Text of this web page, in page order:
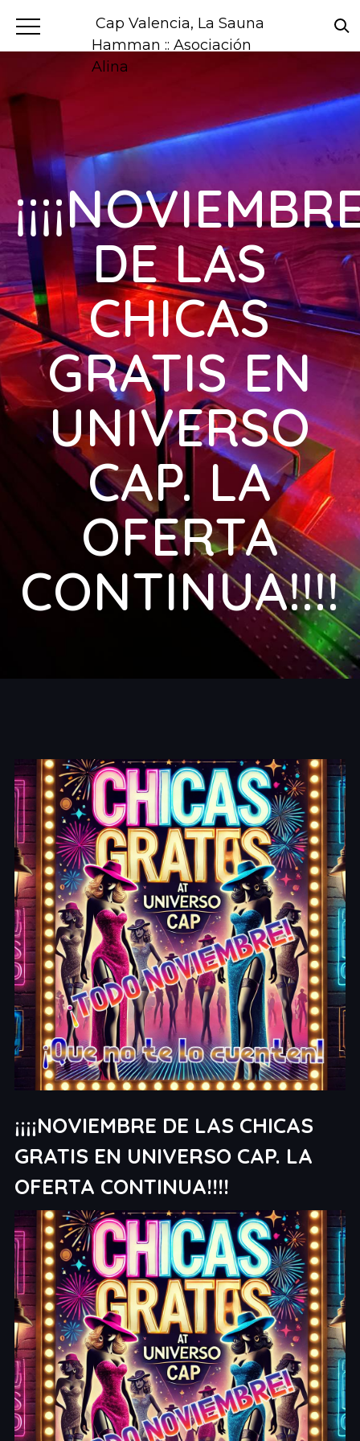
Cap Valencia, La Sauna
Hamman :: Asociación
Alina
DE LAS
CHICAS
GRATIS EN
UNIVERSO
CAP. LA
OFERTA
CONTINUA!!!!
¡¡¡¡NOVIEMBRE DE LAS CHICAS
GRATIS EN UNIVERSO CAP. LA
OFERTA CONTINUA!!!!